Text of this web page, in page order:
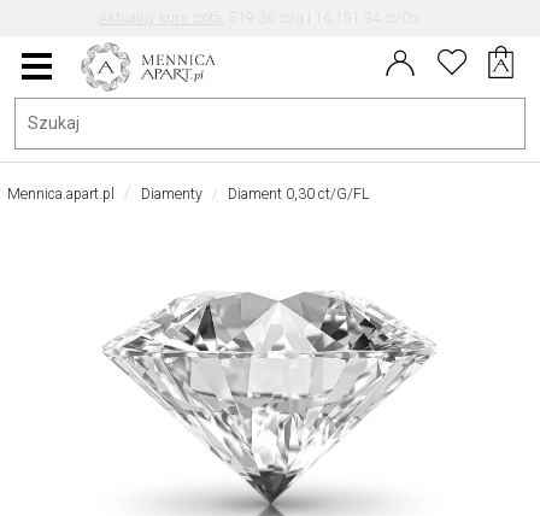
Menu
główne
Mennica.apart.pl Diamenty Diament 0,30 ct/G/FL